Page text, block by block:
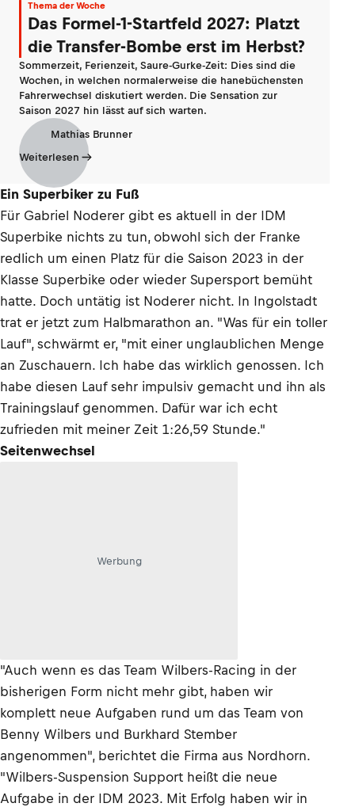
Thema der Woche
Das Formel-1-Startfeld 2027: Platzt
die Transfer-Bombe erst im Herbst?
Sommerzeit, Ferienzeit, Saure-Gurke-Zeit: Dies sind die
Wochen, in welchen normalerweise die hanebüchensten
Fahrerwechsel diskutiert werden. Die Sensation zur
Saison 2027 hin lässt auf sich warten.
Mathias Brunner
Weiterlesen
Ein Superbiker zu Fuß
Für Gabriel Noderer gibt es aktuell in der IDM
Superbike nichts zu tun, obwohl sich der Franke
redlich um einen Platz für die Saison 2023 in der
Klasse Superbike oder wieder Supersport bemüht
hatte. Doch untätig ist Noderer nicht. In Ingolstadt
trat er jetzt zum Halbmarathon an. "Was für ein toller
Lauf", schwärmt er, "mit einer unglaublichen Menge
an Zuschauern. Ich habe das wirklich genossen. Ich
habe diesen Lauf sehr impulsiv gemacht und ihn als
Trainingslauf genommen. Dafür war ich echt
zufrieden mit meiner Zeit 1:26,59 Stunde."
Seitenwechsel
Werbung
"Auch wenn es das Team Wilbers-Racing in der
bisherigen Form nicht mehr gibt, haben wir
komplett neue Aufgaben rund um das Team von
Benny Wilbers und Burkhard Stember
angenommen", berichtet die Firma aus Nordhorn.
"Wilbers-Suspension Support heißt die neue
Aufgabe in der IDM 2023. Mit Erfolg haben wir in